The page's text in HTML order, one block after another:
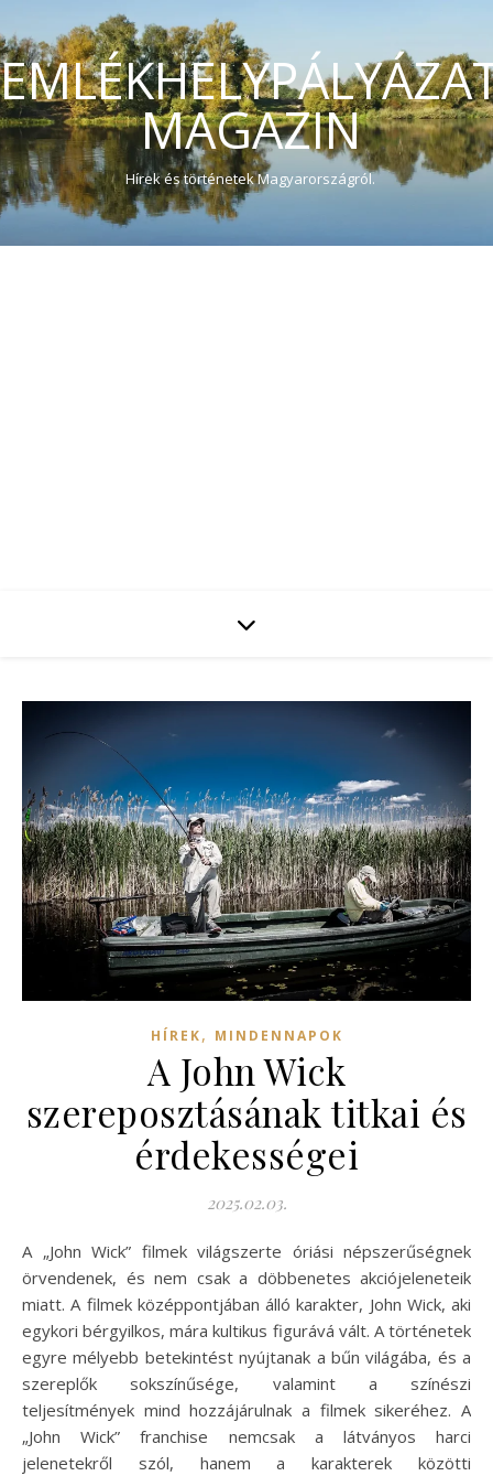
MAGAZIN
Hírek és történetek Magyarországról.
HÍREK, MINDENNAPOK
A John Wick
szereposztásának titkai és
érdekességei
2025.02.03.
A „John Wick” filmek világszerte óriási népszerűségnek
örvendenek, és nem csak a döbbenetes akciójeleneteik
miatt. A filmek középpontjában álló karakter, John Wick, aki
egykori bérgyilkos, mára kultikus figurává vált. A történetek
egyre mélyebb betekintést nyújtanak a bűn világába, és a
szereplők sokszínűsége, valamint a színészi
teljesítmények mind hozzájárulnak a filmek sikeréhez. A
„John Wick” franchise nemcsak a látványos harci
jelenetekről szól, hanem a karakterek közötti